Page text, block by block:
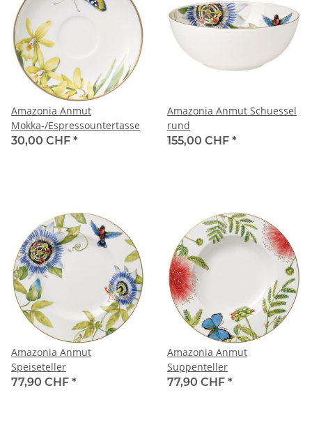
Amazonia Anmut
Mokka-/Espressountertasse
30,00 CHF *
Amazonia Anmut Schuessel
rund
155,00 CHF *
Amazonia Anmut
Speiseteller
77,90 CHF *
Amazonia Anmut
Suppenteller
77,90 CHF *